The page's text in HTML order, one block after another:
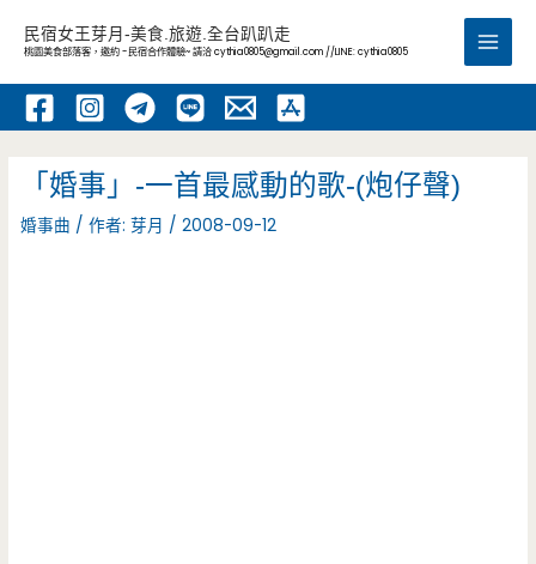
內
民宿女王芽月-美食.旅遊.全台趴趴走
桃園美食部落客，邀約 -民宿合作體驗~ 請洽cythia0805@gmail.com //LINE: cythia0805
Main
「婚事」-一首最感動的歌-(炮仔聲)
婚事曲 / 作者:芽月 /2008-09-12